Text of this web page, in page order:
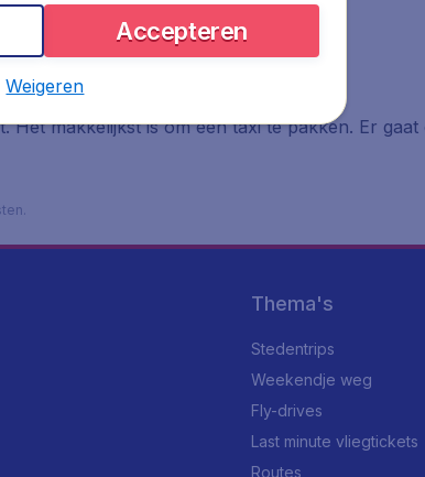
makkelijkst is om een taxi te pakken. Er
Thema's
Stedentrips
Weekendje weg
Fly-drives
Last minute vliegtickets
Routes
Accepteren
Weigeren